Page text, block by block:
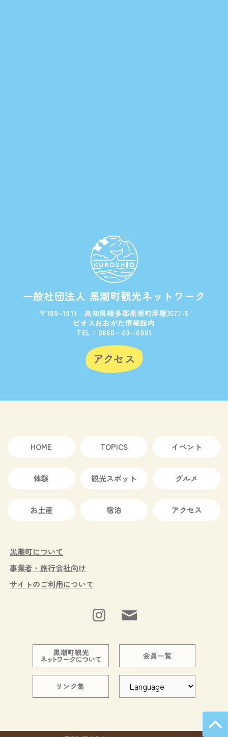
一般社団法人 黒潮町観光ネットワーク
〒789-1911 高知県幡多郡黒潮町浮鞭3573-5
ビオスおおがた情報館内
TEL：0880−43−0881
HOME TOPICS イベント
体験 観光スポット グルメ
お土産 宿泊 アクセス
黒潮町について
事業者・旅行会社向け
サイトのご利用について